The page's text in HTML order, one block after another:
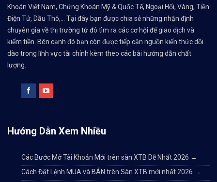
Khoán Việt Nam, Chứng Khoán Mỹ & Quốc Tế, Ngoại Hối, Vàng, Tiền
Điện Tử, Dầu Thô,... Tại đây bạn được chia sẻ những nhận định
chuyên gia về thị trường từ đó tìm ra các cơ hội để giao dịch và
kiếm tiền. Bên cạnh đó bạn còn được tiếp cận nguồn kiến thức dồi
dào trong lĩnh vực tài chính kèm theo các bài hướng dẫn chất
lượng.
Hướng Dẫn Xem Nhiều
Các Bước Mở Tài Khoản Mới trên sàn XTB Dễ Nhất 2026 →
Cách Đặt Lệnh MUA và BÁN trên Sàn XTB mới nhất 2026 →